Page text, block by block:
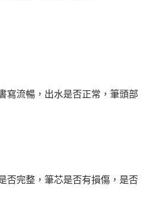
寫流暢，出水是否正常，筆頭部
否完整，筆芯是否有損傷，是否